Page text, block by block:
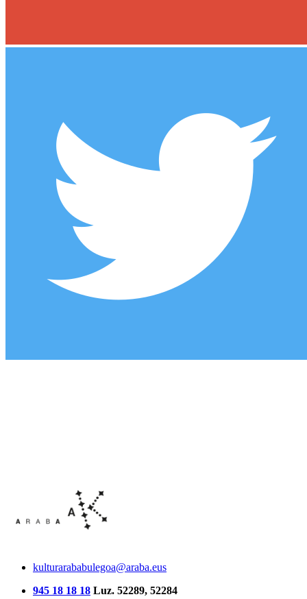
kulturarababulegoa@araba.eus
945 18 18 18 Luz. 52289, 52284